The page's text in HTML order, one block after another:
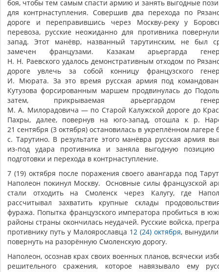
боя, чтобы тем самым спасти армию и занять выгодные
для контрнаступления. Совершив два перехода по
дороге и переправившись через Москву-реку у
перевоза, русские неожиданно для противника
запад. Этот манёвр, названный тарутинским, не был
замечен французами. Казакам арьергарда
Н. Н. Раевского удалось демонстративным отходом по
дороге увлечь за собой конницу французского
И. Мюрата. За это время русская армия под
Кутузова форсированным маршем продвинулась до
затем, прикрываемая арьергардом
М. А. Милорадовича — по Старой Калужской дороге до
Пахры, далее, повернув на юго-запад, отошла к р.
21 сентября (3 октября) остановилась в укреплённом лагере
с. Тарутино. В результате этого манёвра русская армия
из-под удара противника и заняла выгодную позицию
подготовки и перехода в контрнаступление.
7 (19) октября после поражения своего авангарда под
Наполеон покинул Москву. Основные силы французской
стали отходить на Смоленск через Калугу, где
рассчитывал захватить крупные склады
фуража. Попытка французского императора пробиться в
районы страны окончилась неудачей. Русские войска,
противнику путь у Малоярославца 12 (24) октября,
повернуть на разорённую Смоленскую дорогу.
Наполеон, осознав крах своих военных планов, всячески
решительного сражения, которое навязывало ему